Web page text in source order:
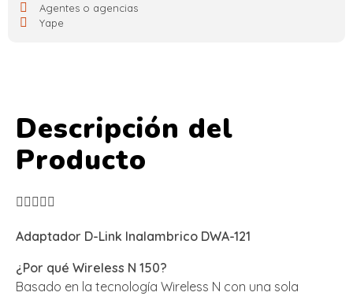
Agentes o agencias
Yape
Descripción del
Producto

Adaptador D-Link Inalambrico DWA-121
¿Por qué Wireless N 150?
Basado en la tecnología Wireless N con una sola